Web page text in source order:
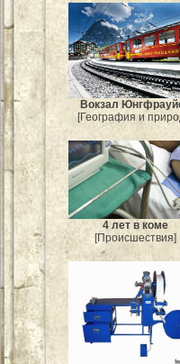
Вокзал
[География и
4 лет в коме
[Происшествия]